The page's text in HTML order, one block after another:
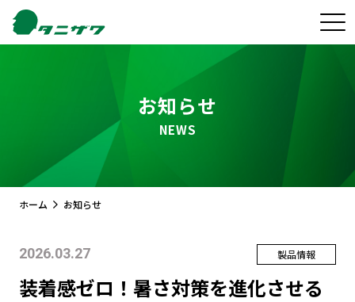
お知らせ
NEWS
ホーム お知らせ
2026.03.27 製品情報
装着感ゼロ！暑さ対策を進化させる